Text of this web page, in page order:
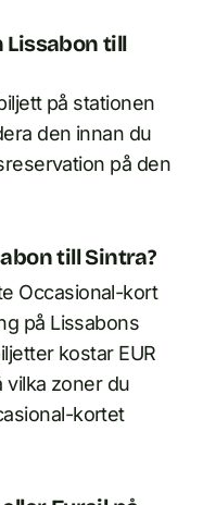
Lissabon till
på stationen
den innan du
på den
till Sintra?
Occasional-kort
på Lissabons
kostar EUR
vilka zoner du
kortet